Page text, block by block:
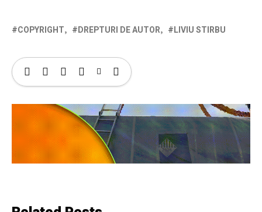
COPYRIGHT DREPTURI DE AUTOR LIVIU STIRBU